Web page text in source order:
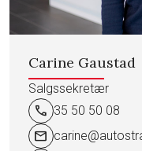
Carine Gaustad
Salgssekretær
call 35 50 50 08
mail